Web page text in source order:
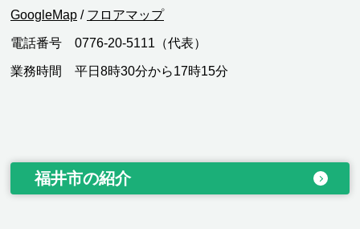
GoogleMap / フロアマップ
電話番号 0776-20-5111（代表）
業務時間 平日8時30分から17時15分
福井市の紹介